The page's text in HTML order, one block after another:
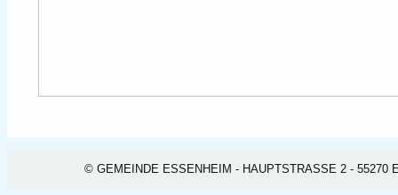
© GEMEINDE ESSENHEIM - HAUPTSTRASSE 2 - 55270